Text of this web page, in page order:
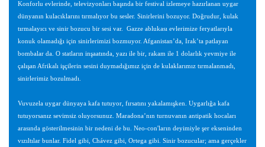
Konforlu evlerinde, televizyonları başında bir festival izlemeye hazırlanan uygar
dünyanın kulacıklarını tırmalıyor bu sesler. Sinirlerini bozuyor. Doğrudur, kulak
tırmalayıcı ve sinir bozucu bir sesi var. Gazze ablukası evlerimize feryatlarıyla
konuk olamadığı için sinirlerimizi bozmuyor. Afganistan’da, Irak’ta patlayan
bombalar da. O statların inşaatında, yazı ile bir, rakam ile 1 dolarlık yevmiye ile
çalışan Afrikalı işçilerin sesini duymadığımız için de kulaklarımız tırmalanmadı,
sinirlerimiz bozulmadı.
Vuvuzela uygar dünyaya kafa tutuyor, fırsatını yakalamışken. Uygarlığa kafa
tutuyorsanız sevimsiz oluyorsunuz. Maradona’nın turnuvanın antipatik hocaları
arasında gösterilmesinin bir nedeni de bu. Neo-con'ların deyimiyle şer ekseninden
vızıltılar bunlar. Fidel gibi, Chávez gibi, Ortega gibi. Sinir bozucular; ama gerçekler